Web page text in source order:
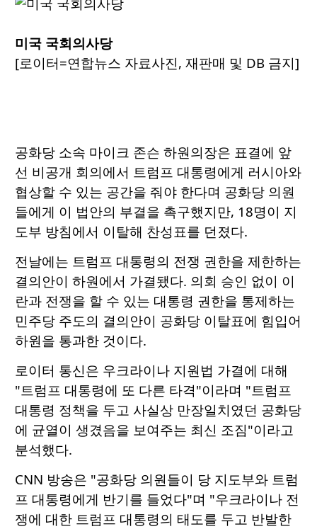
미국 국회의사당
[로이터=연합뉴스 자료사진, 재판매 및 DB 금지]
공화당 소속 마이크 존슨 하원의장은 표결에 앞
선 비공개 회의에서 트럼프 대통령에게 러시아와
협상할 수 있는 공간을 줘야 한다며 공화당 의원
들에게 이 법안의 부결을 촉구했지만, 18명이 지
도부 방침에서 이탈해 찬성표를 던졌다.
전날에는 트럼프 대통령의 전쟁 권한을 제한하는
결의안이 하원에서 가결됐다. 의회 승인 없이 이
란과 전쟁을 할 수 있는 대통령 권한을 통제하는
민주당 주도의 결의안이 공화당 이탈표에 힘입어
하원을 통과한 것이다.
로이터 통신은 우크라이나 지원법 가결에 대해
"트럼프 대통령에 또 다른 타격"이라며 "트럼프
대통령 정책을 두고 사실상 만장일치였던 공화당
에 균열이 생겼음을 보여주는 최신 조짐"이라고
분석했다.
CNN 방송은 "공화당 의원들이 당 지도부와 트럼
프 대통령에게 반기를 들었다"며 "우크라이나 전
쟁에 대한 트럼프 대통령의 태도를 두고 반발한